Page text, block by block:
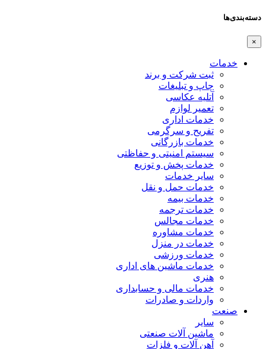
دسته‌بندی‌ها
×
خدمات
ثبت شرکت و برند
چاپ و تبلیغات
آتلیه عکاسی
تعمیر لوازم
خدمات اداری
تفریح و سرگرمی
خدمات بازرگانی
سیستم امنیتی و حفاظتی
خدمات پخش و توزیع
سایر خدمات
خدمات حمل و نقل
خدمات بیمه
خدمات ترجمه
خدمات مجالس
خدمات مشاوره
خدمات در منزل
خدمات ورزشی
خدمات ماشین های اداری
هنری
خدمات مالی و حسابداری
واردات و صادرات
صنعت
سایر
ماشین آلات صنعتی
آهن آلات و فلزات